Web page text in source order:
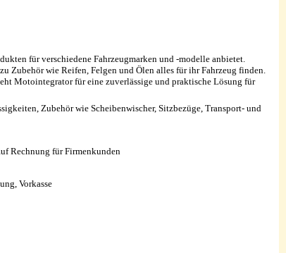
für verschiedene Fahrzeugmarken und -modelle anbietet.
Zubehör wie Reifen, Felgen und Ölen alles für ihr Fahrzeug finden.
Motointegrator für eine zuverlässige und praktische Lösung für
Zubehör wie Scheibenwischer, Sitzbezüge, Transport- und
Rechnung für Firmenkunden
Vorkasse